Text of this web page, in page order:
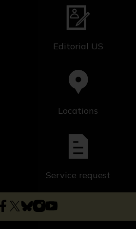
Editorial US
Locations
Service request